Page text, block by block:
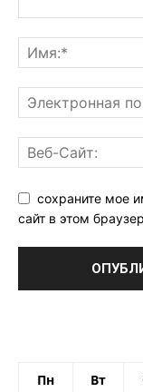
сохраните мое
сайт в этом
Пн Вт